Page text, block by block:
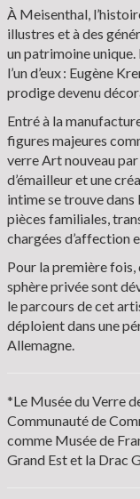
À Meisenthal,
illustres et à des
un patrimoine unique.
l’un d’eux : Eugène
prodige devenu
Entré à la
figures majeures
verre Art nouveau
d’émailleur et une
intime se trouve dans
pièces familiales,
chargées d’affection
Pour la première fois,
sphère privée sont
le parcours de cet
déploient dans une
Allemagne.
*Le Musée du Verre
Communauté de
comme Musée de
Grand Est et la Drac